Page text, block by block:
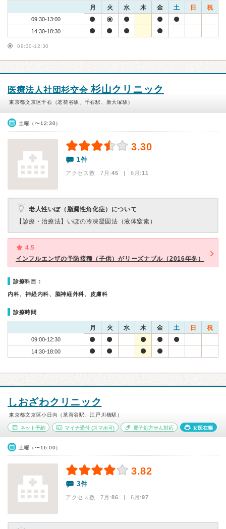
月 火 水 木 金 土 日 祝
09:30-13:00
14:30-18:30
09:30-12:30
医療法人社団杉交会杉山クリニック
東京都文京区千石（茗荷谷駅、千石駅、新大塚駅）
土曜（〜12:30）
3.30
1件
アクセス数 7月:45 | 6月:11
老人性いぼ（脂漏性角化症）について
【診療・治療法】 いぼの冷凍凝固法（液体窒素）
4.5
インフルエンザの予防接種（子供）がリーズナブル（2016年冬）
診療科目：
内科、神経内科、脳神経外科、皮膚科
診療時間
月 火 水 木 金 土 日 祝
09:00-12:30
14:30-18:00
しおざわクリニック
東京都文京区小日向（茗荷谷駅、江戸川橋駅）
ネット予約 マイナ受付(スマホ可) 電子処方せん対応 女医在籍
土曜（〜16:00）
3.82
3件
アクセス数 7月:86 | 6月:97